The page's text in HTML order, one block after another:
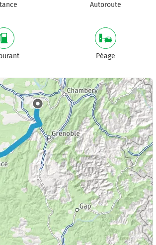
Autoroute
Péage